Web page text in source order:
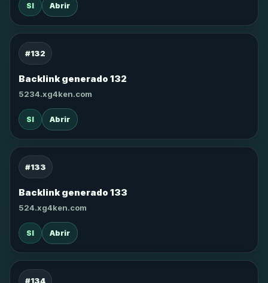
SI Abrir
#132
Backlink generado 132
5234.xg4ken.com
SI Abrir
#133
Backlink generado 133
524.xg4ken.com
SI Abrir
#134